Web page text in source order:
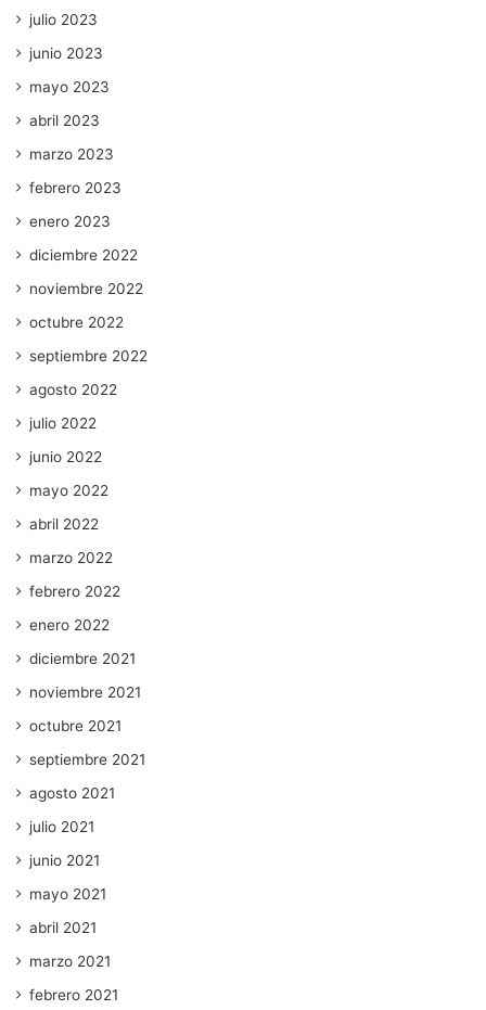
julio 2023
junio 2023
mayo 2023
abril 2023
marzo 2023
febrero 2023
enero 2023
diciembre 2022
noviembre 2022
octubre 2022
septiembre 2022
agosto 2022
julio 2022
junio 2022
mayo 2022
abril 2022
marzo 2022
febrero 2022
enero 2022
diciembre 2021
noviembre 2021
octubre 2021
septiembre 2021
agosto 2021
julio 2021
junio 2021
mayo 2021
abril 2021
marzo 2021
febrero 2021